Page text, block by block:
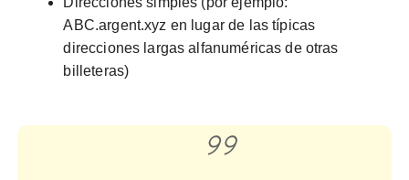
ABC.argent.xyz en lugar de las típicas
direcciones largas alfanuméricas de otras
billeteras)